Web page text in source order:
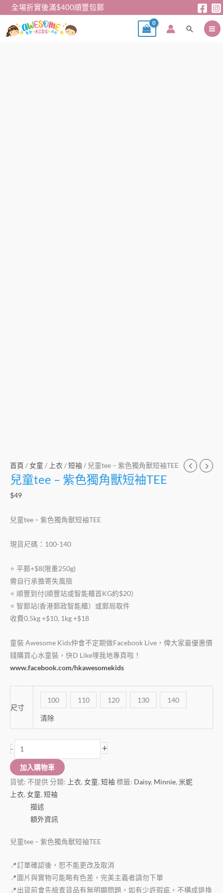
全場折實後滿$400順豐包郵
搜
首頁 /女童 / 上衣 /短袖 / 兒童tee – 紫色獨角獸短袖TEE
兒童tee – 紫色獨角獸短袖TEE
$49
兒童tee – 紫色獨角獸短袖TEE
現貨尺碼：100-140
⭐️ 平郵+$8(限重250g)
需自行承擔寄失風險
⭐️ 順豐到付(順豐站或智能櫃首KG約$20）
⭐️ 智郵站(香港郵政智能櫃）或郵局取件
收費0.5kg +$10, 1kg +$18
童裝 Awesome Kids仲會不定期做Facebook Live，俾大家最優惠價
錢購買心水童裝，快D Like埋我地專頁啦！
www.facebook.com/hkawesomekids
尺寸
100 110 120 130 140
清除
- +
加入購物車
貨號: 不提供 分類: 上衣, 女童, 短袖 標籤: Daisy, Minnie, 米妮
上衣, 女童, 短袖
描述
額外資訊
兒童tee – 紫色獨角獸短袖TEE
📍訂單確認後，恕不能更改及取消
📍圖片與實物可能略有色差，完美主義者請勿下單
📍出貨前會先檢查貨品有無明顯問題，如有少許瑕疵，不構成退換